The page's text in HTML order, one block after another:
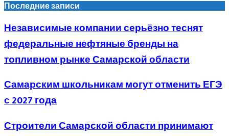
Последние записи
Независимые компании серьёзно теснят
федеральные нефтяные бренды на
топливном рынке Самарской области
Самарским школьникам могут отменить ЕГЭ
с 2027 года
Строители Самарской области принимают